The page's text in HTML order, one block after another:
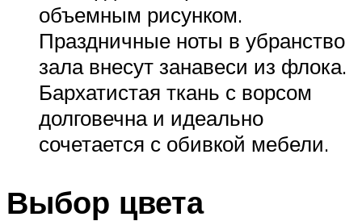
объемным рисунком.
Праздничные ноты в убранство
зала внесут занавеси из флока.
Бархатистая ткань с ворсом
долговечна и идеально
сочетается с обивкой мебели.
Выбор цвета